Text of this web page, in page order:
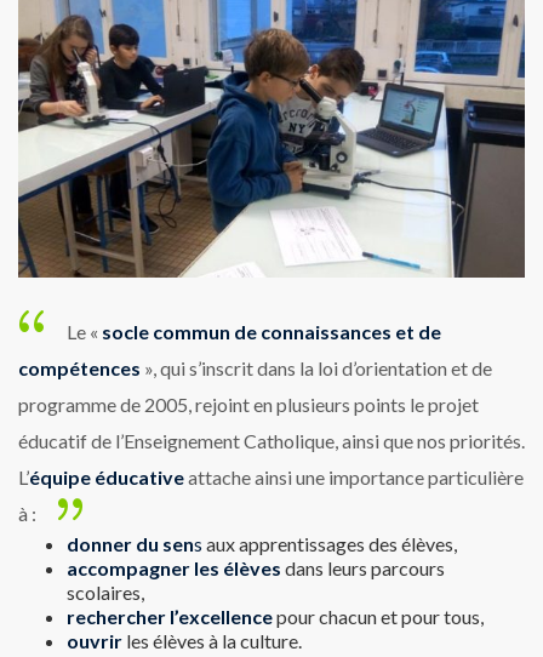
Le « socle commun de connaissances et de
compétences », qui s’inscrit dans la loi d’orientation et de
programme de 2005, rejoint en plusieurs points le projet
éducatif de l’Enseignement Catholique, ainsi que nos priorités.
L’équipe éducativeattache ainsi une importance particulière
à :
donner du sens aux apprentissages des élèves,
accompagner les élèves dans leurs parcours
scolaires,
rechercher l’excellencepour chacun et pour tous,
ouvrir les élèves à la culture.